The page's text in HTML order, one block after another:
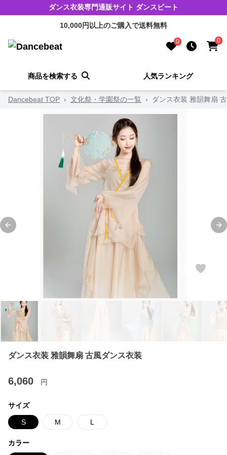
ダンス衣装専門通販サイト ダンスビート
10,000円以上のご購入で送料無料
0 0
商品を検索する 人気ランキング
Dancebeat TOP › 文化祭・学園祭の一覧 › ダンス衣装 雅韻舞扇
Previous slide
ダンス衣装 雅韻舞扇 古風ダンス衣装
6,060 円
サイズ
S M L
カラー